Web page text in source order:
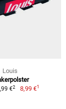
Louis
€2 8,99 €1